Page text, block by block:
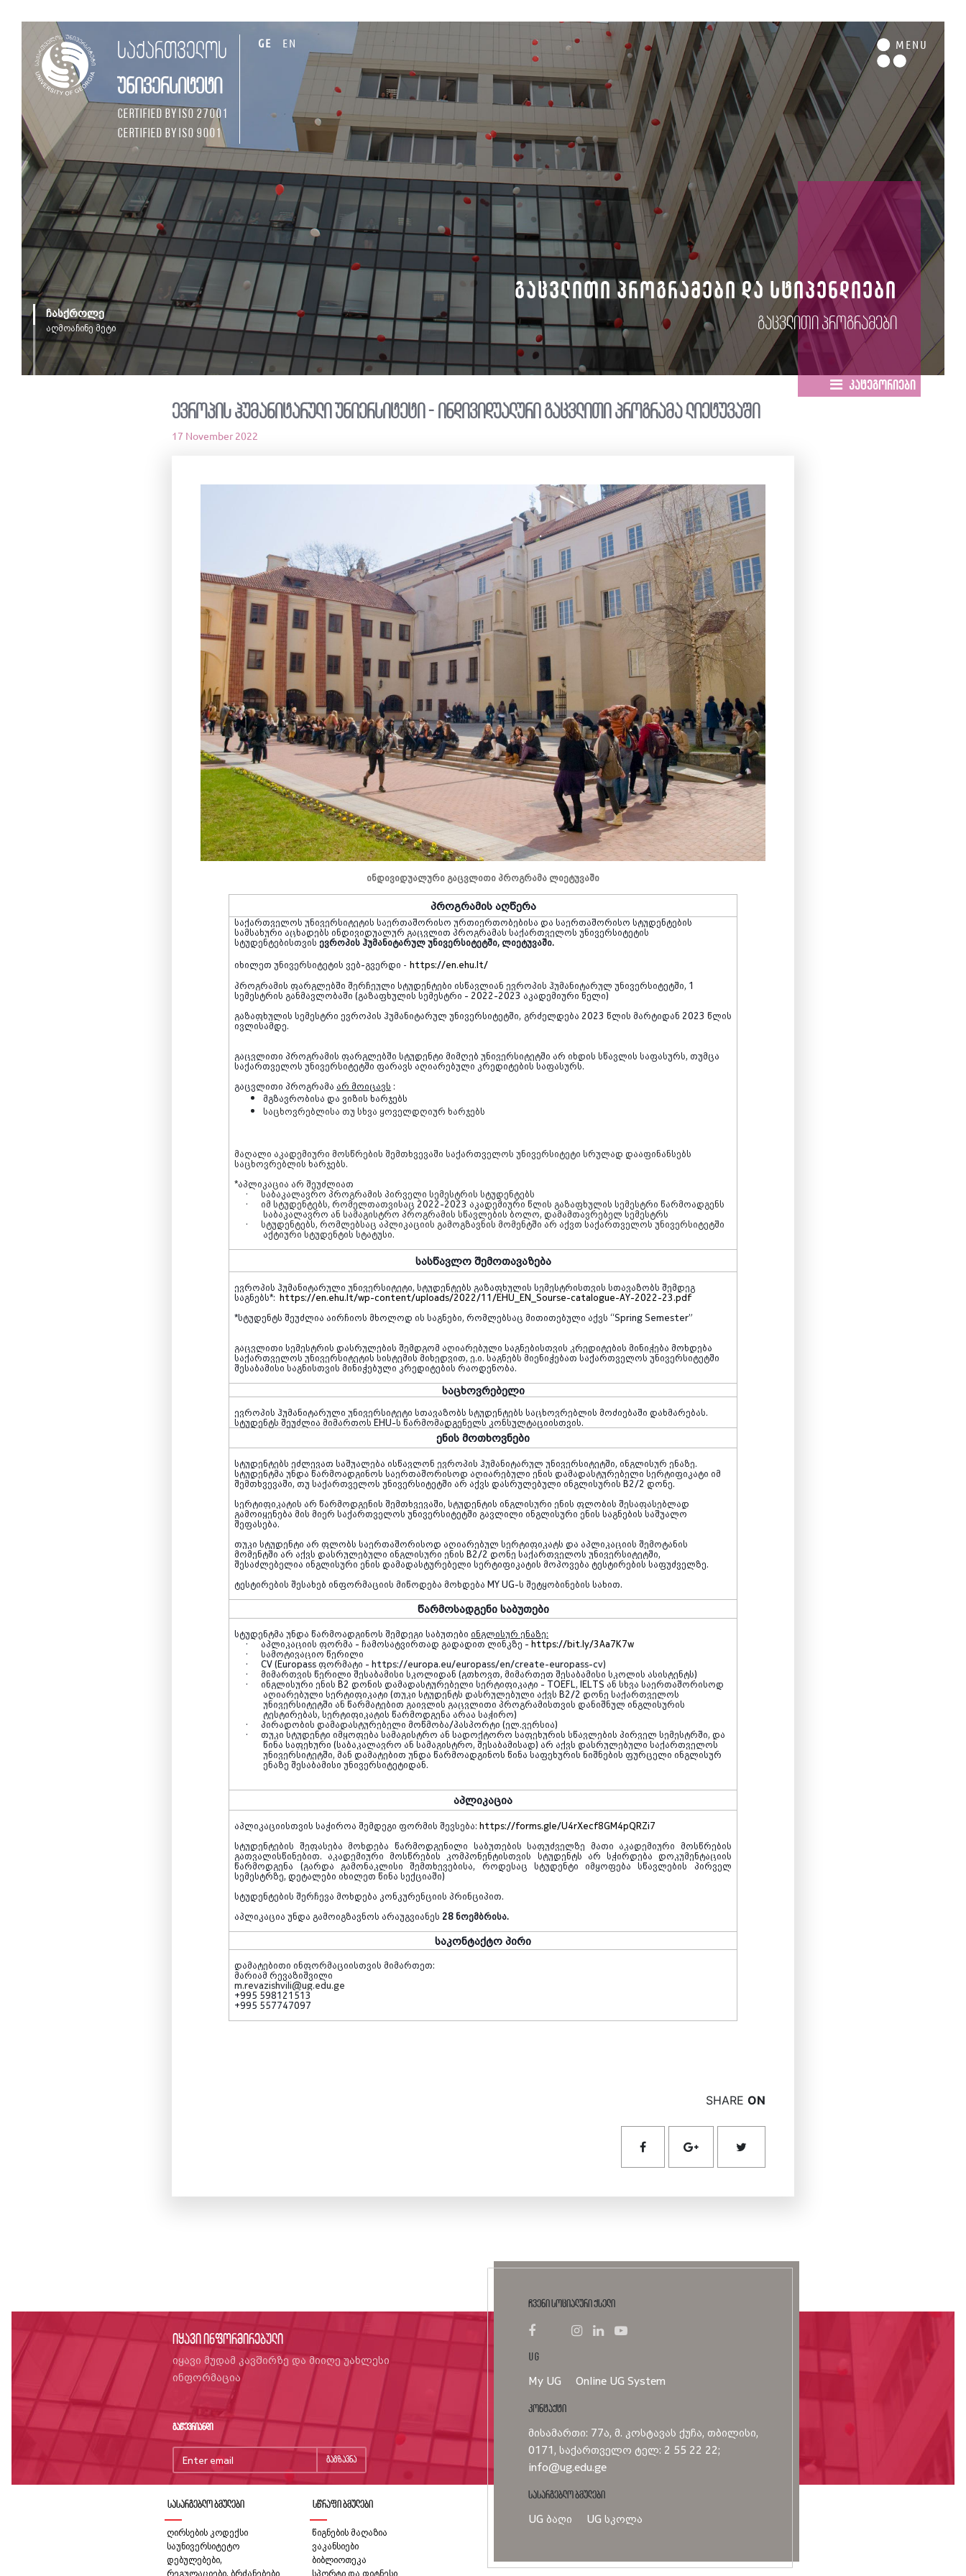
საქართველოს
უნივერსიტეტი
Certified by ISO 27001
Certified by ISO 9001
GE EN MENU
ჩასქროლე
აღმოაჩინე მეტი
გაცვლითი პროგრამები და სტიპენდიები
გაცვლითი პროგრამები
კატეგორიები
ევროპის ჰუმანიტარული უნიერსიტეტი - ინდივიდუალური გაცვლითი პროგრამა ლიეტუვაში
17 November 2022
ინდივიდუალური გაცვლითი პროგრამა ლიეტუვაში
პროგრამის აღწერა
საქართველოს უნივერსიტეტის საერთაშორისო ურთიერთობებისა და საერთაშორისო სტუდენტების
სამსახური აცხადებს ინდივიდუალურ გაცვლით პროგრამას საქართველოს უნივერსიტეტის
სტუდენტებისთვის ევროპის ჰუმანიტარულ უნივერსიტეტში, ლიეტუვაში.
იხილეთ უნივერსიტეტის ვებ-გვერდი - https://en.ehu.lt/
პროგრამის ფარგლებში შერჩეული სტუდენტები ისწავლიან ევროპის ჰუმანიტარულ უნივერსიტეტში, 1
სემესტრის განმავლობაში(გაზაფხულის სემესტრი - 2022-2023 აკადემიური წელი)
გაზაფხულის სემესტრი ევროპის ჰუმანიტარულ უნივერსიტეტში, გრძელდება 2023 წლის მარტიდან 2023 წლის
ივლისამდე.
გაცვლითი პროგრამის ფარგლებში სტუდენტი მიმღებ უნივერსიტეტში არ იხდის სწავლის საფასურს, თუმცა
საქართველოს უნივერსიტეტში ფარავს აღიარებული კრედიტების საფასურს.
გაცვლითი პროგრამა არ მოიცავს :
მგზავრობისა და ვიზის ხარჯებს
საცხოვრებლისა თუ სხვა ყოველდღიურ ხარჯებს
მაღალი აკადემიური მოსწრების შემთხვევაში საქართველოს უნივერსიტეტი სრულად დააფინანსებს
საცხოვრებლის ხარჯებს.
*აპლიკაცია არ შეუძლიათ
·
საბაკალავრო პროგრამის პირველი სემესტრის სტუდენტებს
·
იმ სტუდენტებს, რომელთათვისაც 2022-2023 აკადემიური წლის გაზაფხულის სემესტრი წარმოადგენს
საბაკალავრო ან სამაგისტრო პროგრამის სწავლების ბოლო, დამამთავრებელ სემესტრს
·
სტუდენტებს, რომლებსაც აპლიკაციის გამოგზავნის მომენტში არ აქვთ საქართველოს უნივერსიტეტში
აქტიური სტუდენტის სტატუსი.
სასწავლო შემოთავაზება
ევროპის ჰუმანიტარული უნივერსიტეტი, სტუდენტებს გაზაფხულის სემესტრისთვის სთავაზობს შემდეგ
საგნებს*:
https://en.ehu.lt/wp-content/uploads/2022/11/EHU_EN_Sourse-catalogue-AY-2022-23.pdf
*სტუდენტს შეუძლია აირჩიოს მხოლოდ ის საგნები, რომლებსაც მითითებული აქვს “Spring Semester”
გაცვლითი სემესტრის დასრულების შემდგომ აღიარებული საგნებისთვის კრედიტების მინიჭება მოხდება
საქართველოს უნივერსიტეტის სისტემის მიხედვით, ე.ი. საგნებს მიენიჭებათ საქართველოს უნივერსიტეტში
შესაბამისი საგნისთვის მინიჭებული კრედიტების რაოდენობა.
საცხოვრებელი
ევროპის ჰუმანიტარული უნივერსიტეტი სთავაზობს სტუდენტებს საცხოვრებლის მოძიებაში დახმარებას.
სტუდენტს შეუძლია მიმართოს EHU-ს წარმომადგენელს კონსულტაციისთვის.
ენის მოთხოვნები
სტუდენტებს ეძლევათ საშუალება ისწავლონ ევროპის ჰუმანიტარულ უნივერსიტეტში, ინგლისურ ენაზე.
სტუდენტმა უნდა წარმოადგინოს საერთაშორისოდ აღიარებული ენის დამადასტურებელი სერტიფიკატი იმ
შემთხვევაში, თუ საქართველოს უნივერსიტეტში არ აქვს დასრულებული ინგლისურის B2/2 დონე.
სერტიფიკატის არ წარმოდგენის შემთხვევაში, სტუდენტის ინგლისური ენის ფლობის შესაფასებლად
გამოიყენება მის მიერ საქართველოს უნივერსიტეტში გავლილი ინგლისური ენის საგნების საშუალო
შეფასება.
თუკი სტუდენტი არ ფლობს საერთაშორისოდ აღიარებულ სერტიფიკატს და აპლიკაციის შემოტანის
მომენტში არ აქვს დასრულებული ინგლისური ენის B2/2 დონე საქართველოს უნივერსიტეტში,
შესაძლებელია ინგლისური ენის დამადასტურებელი სერტიფიკატის მოპოვება ტესტირების საფუძველზე.
ტესტირების შესახებ ინფორმაციის მიწოდება მოხდება MY UG-ს შეტყობინების სახით.
წარმოსადგენი საბუთები
სტუდენტმა უნდა წარმოადგინოს შემდეგი საბუთები ინგლისურ ენაზე:
·
აპლიკაციის ფორმა - ჩამოსატვირთად გადადით ლინკზე - https://bit.ly/3Aa7K7w
·
სამოტივაციო წერილი
·
CV (Europass ფორმატი - https://europa.eu/europass/en/create-europass-cv)
·
მიმართვის წერილი შესაბამისი სკოლიდან (გთხოვთ, მიმართეთ შესაბამისი სკოლის ასისტენტს)
·
ინგლისური ენის B2 დონის დამადასტურებელი სერტიფიკატი - TOEFL, IELTS ან სხვა საერთაშორისოდ
აღიარებული სერტიფიკატი (თუკი სტუდენტს დასრულებული აქვს B2/2 დონე საქართველოს
უნივერსიტეტში ან წარმატებით გაივლის გაცვლითი პროგრამისთვის დანიშნულ ინგლისურის
ტესტირებას, სერტიფიკატის წარმოდგენა არაა საჭირო)
·
პირადობის დამადასტურებელი მოწმობა/პასპორტი (ელ.ვერსია)
·
თუკი სტუდენტი იმყოფება სამაგისტრო ან სადოქტორო საფეხურის სწავლების პირველ სემესტრში, და
წინა საფეხური (საბაკალავრო ან სამაგისტრო, შესაბამისად) არ აქვს დასრულებული საქართველოს
უნივერსიტეტში, მან დამატებით უნდა წარმოადგინოს წინა საფეხურის ნიშნების ფურცელი ინგლისურ
ენაზე შესაბამისი უნივერსიტეტიდან.
აპლიკაცია
აპლიკაციისთვის საჭიროა შემდეგი ფორმის შევსება: https://forms.gle/U4rXecf8GM4pQRZi7
სტუდენტების შეფასება მოხდება წარმოდგენილი საბუთების საფუძველზე მათი აკადემიური მოსწრების
გათვალისწინებით. აკადემიური მოსწრების კომპონენტისთვის სტუდენტს არ სჭირდება დოკუმენტაციის
წარმოდგენა (გარდა გამონაკლისი შემთხევებისა, როდესაც სტუდენტი იმყოფება სწავლების პირველ
სემესტრზე, დეტალები იხილეთ წინა სექციაში)
სტუდენტების შერჩევა მოხდება კონკურენციის პრინციპით.
აპლიკაცია უნდა გამოიგზავნოს არაუგვიანეს 28 ნოემბრისა.
საკონტაქტო პირი
დამატებითი ინფორმაციისთვის მიმართეთ:
მარიამ რევაზიშვილი
m.revazishvili@ug.edu.ge
+995 598121513
+995 557747097
SHARE ON
იყავი ინფორმირებული
იყავი მუდამ კავშირზე და მიიღე უახლესი
ინფორმაცია
გაწევრიანდი
გაგზავნა
ჩვენი სოციალური ქსელი
UG
My UG Online UG System
კონტაქტი
მისამართი: 77ა, მ. კოსტავას ქუჩა, თბილისი,
0171, საქართველო ტელ: 2 55 22 22;
info@ug.edu.ge
სასარგებლო ბმულები
UG ბაღი UG სკოლა
სასარგებლო ბმულები
ღირსების კოდექსი
საუნივერსიტეტო
დებულებები,
რეგულაციები, ბრძანებები
სწრაფი ბმულები
წიგნების მაღაზია
ვაკანსიები
ბიბლიოთეკა
სპორტი და ფიტნესი